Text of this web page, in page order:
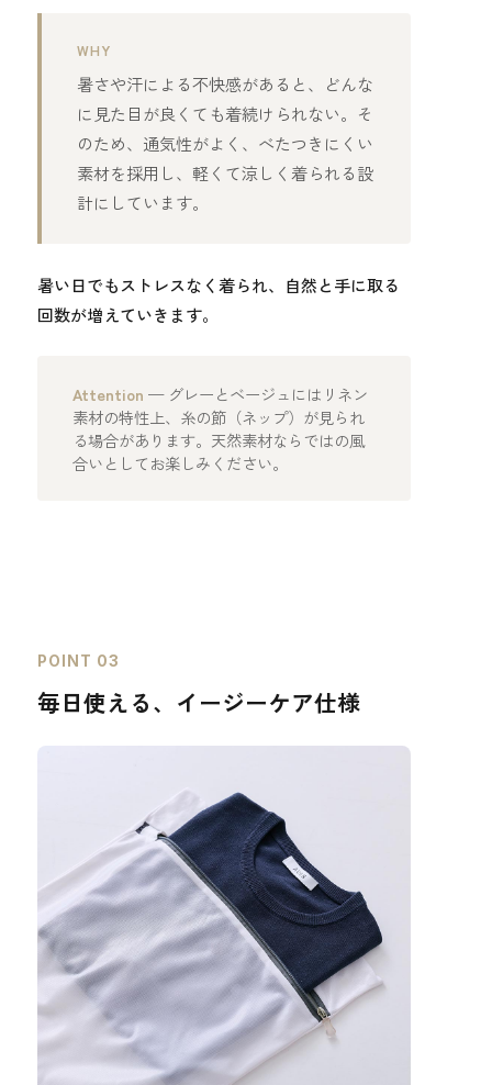
WHY
暑さや汗による不快感があると、どんな
に見た目が良くても着続けられない。そ
のため、通気性がよく、べたつきにくい
素材を採用し、軽くて涼しく着られる設
計にしています。
暑い日でもストレスなく着られ、自然と手に取る
回数が増えていきます。
Attention — グレーとベージュにはリネン
素材の特性上、糸の節（ネップ）が見られ
る場合があります。天然素材ならではの風
合いとしてお楽しみください。
POINT 03
毎日使える、イージーケア仕様